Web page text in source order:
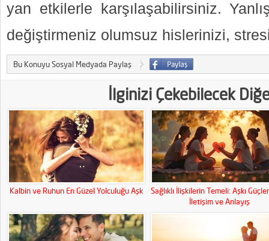
yan etkilerle karşılaşabilirsiniz.
değiştirmeniz olumsuz hislerinizi,
Bu Konuyu Sosyal Medyada Paylaş
İlginizi Çekebilecek
Kalbin ve Ruhun En Güzel Yolculuğu Aşk
Sağlıklı İlişkilerin Temeli: Aşkı
İletişim ve Anlayış